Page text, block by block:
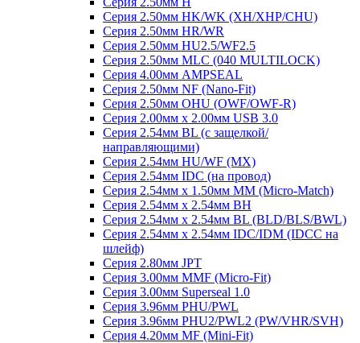
Серия 2.50мм HK/WK (XH/XHP/CHU)
Серия 2.50мм HR/WR
Серия 2.50мм HU2.5/WF2.5
Серия 2.50мм MLC (040 MULTILOCK)
Серия 4.00мм AMPSEAL
Серия 2.50мм NF (Nano-Fit)
Серия 2.50мм OHU (OWF/OWF-R)
Серия 2.00мм x 2.00мм USB 3.0
Серия 2.54мм BL (с защелкой/
направляющими)
Серия 2.54мм HU/WF (MX)
Серия 2.54мм IDC (на провод)
Серия 2.54мм х 1.50мм MM (Micro-Match)
Серия 2.54мм х 2.54мм BH
Серия 2.54мм х 2.54мм BL (BLD/BLS/BWL)
Серия 2.54мм х 2.54мм IDC/IDM (IDCC на
шлейф)
Серия 2.80мм JPT
Серия 3.00мм MMF (Micro-Fit)
Серия 3.00мм Superseal 1.0
Серия 3.96мм PHU/PWL
Серия 3.96мм PHU2/PWL2 (PW/VHR/SVH)
Серия 4.20мм MF (Mini-Fit)